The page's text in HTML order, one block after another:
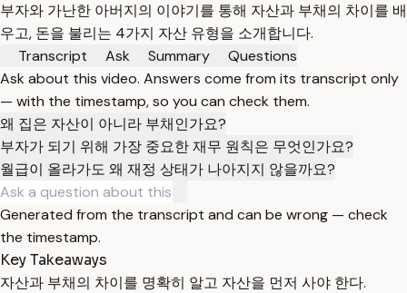
부자와 가난한 아버지의 이야기를 통해 자산과 부채의 차이를 배
우고, 돈을 불리는 4가지 자산 유형을 소개합니다.
Transcript
Ask Summary
Questions
Ask about this video. Answers come from its transcript only
— with the timestamp, so you can check them.
왜 집은 자산이 아니라 부채인가요?
부자가 되기 위해 가장 중요한 재무 원칙은 무엇인가요?
월급이 올라가도 왜 재정 상태가 나아지지 않을까요?
Generated from the transcript and can be wrong — check
the timestamp.
Key Takeaways
자산과 부채의 차이를 명확히 알고 자산을 먼저 사야 한다.